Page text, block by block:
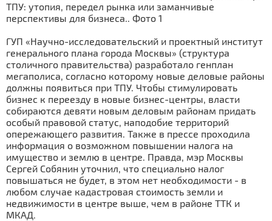
ГУП «Научно-исследовательский и проектный институт
генерального плана города Москвы» (структура
столичного правительства) разработало генплан
мегаполиса, согласно которому новые деловые районы
должны появиться при ТПУ. Чтобы стимулировать
бизнес к переезду в новые бизнес-центры, власти
собираются девяти новым деловым районам придать
особый правовой статус, наподобие территорий
опережающего развития. Также в прессе проходила
информация о возможном повышении налога на
имущество и землю в центре. Правда, мэр Москвы
Сергей Собянин уточнил, что специально налог
повышаться не будет, в этом нет необходимости - в
любом случае кадастровая стоимость земли и
недвижимости в центре выше, чем в районе ТТК и
МКАД.